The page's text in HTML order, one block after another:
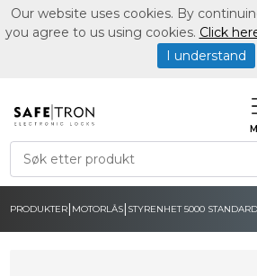
PRODUKTER| MOTORLÅS| STYRENHET 5000 STANDARD
Our website uses cookies. By
you agree to us using cookies. Click
I understand